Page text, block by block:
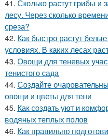
41. Сколько растут грибы и
лесу. Через сколько
среза?
42. Как быстро растут
условиях. В каких лесах
43. Овощи для теневых
тенистого сада
44. Создайте
овощи и цветы для тени
45. Как создать уют и
водяных теплых полов
46. Как правильно